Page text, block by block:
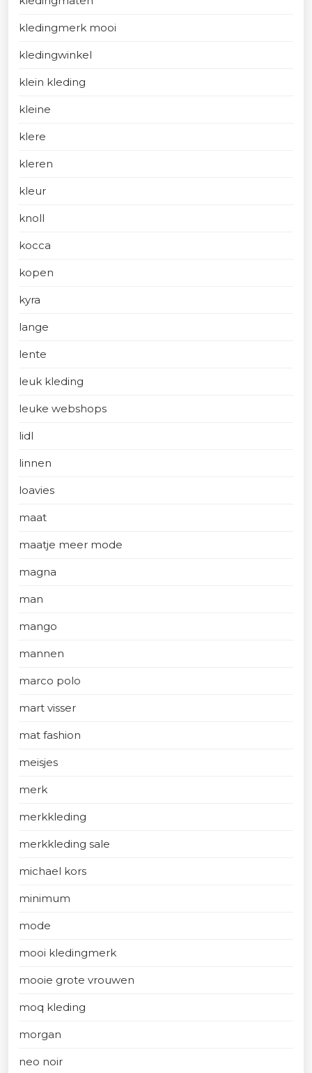
kledingmerk mooi
kledingwinkel
klein kleding
kleine
klere
kleren
kleur
knoll
kocca
kopen
kyra
lange
lente
leuk kleding
leuke webshops
lidl
linnen
loavies
maat
maatje meer mode
magna
man
mango
mannen
marco polo
mart visser
mat fashion
meisjes
merk
merkkleding
merkkleding sale
michael kors
minimum
mode
mooi kledingmerk
mooie grote vrouwen
moq kleding
morgan
neo noir